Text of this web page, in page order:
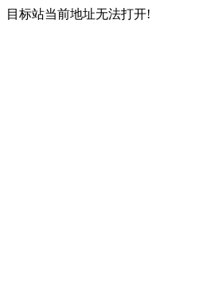
目标站当前地址无法打开!